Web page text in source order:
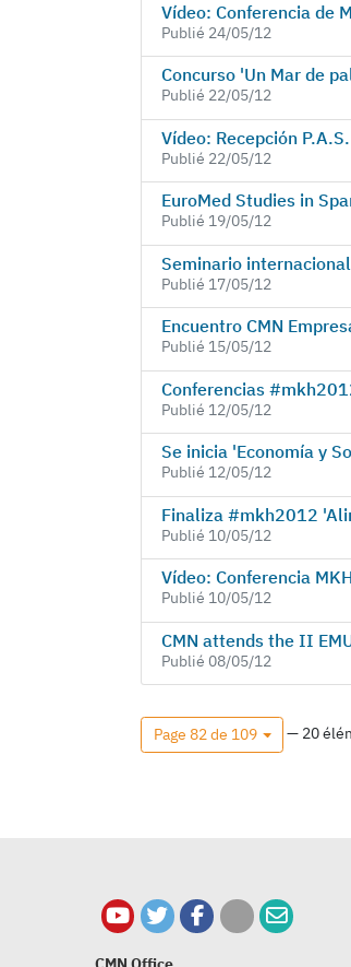
Vídeo: Conferencia de
Publié 24/05/12
Concurso 'Un Mar de
Publié 22/05/12
Vídeo: Recepción
Publié 22/05/12
EuroMed Studies in
Publié 19/05/12
Seminario
Publié 17/05/12
Encuentro CMN
Publié 15/05/12
Conferencias
Publié 12/05/12
Se inicia 'Economía y
Publié 12/05/12
Finaliza #mkh2012
Publié 10/05/12
Vídeo: Conferencia
Publié 10/05/12
CMN attends the II
Publié 08/05/12
Page 82 de 109 — 20